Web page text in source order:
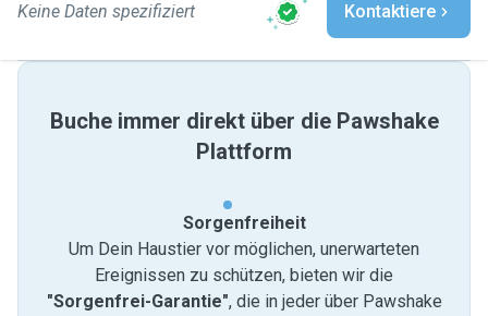
Keine Daten spezifiziert Kontaktiere
Buche immer direkt über die Pawshake
Plattform
Sorgenfreiheit
Um Dein Haustier vor möglichen, unerwarteten
Ereignissen zu schützen, bieten wir die
"Sorgenfrei-Garantie", die in jeder über Pawshake